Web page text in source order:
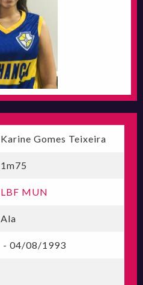
Karine Gomes Teixeira
1m75
LBF MUN
Ala
- 04/08/1993